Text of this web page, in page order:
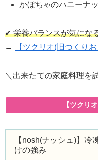
かぼちゃのハニーナ
✔ 栄養バランスが気にな
→
【ツクリオ(旧つくりお
＼出来たての家庭料理を
【ツクリ
【nosh(ナッシュ)】冷
けの強み